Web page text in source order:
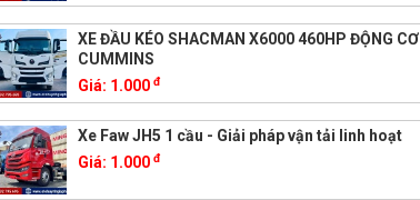
XE ĐẦU KÉO SHACMAN X6000 460HP ĐỘNG CƠ
CUMMINS
Giá: 1.000đ
Xe Faw JH5 1 cầu - Giải pháp vận tải linh hoạt
Giá: 1.000đ